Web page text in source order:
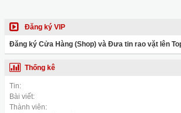
Đăng ký VIP
Đăng ký Cửa Hàng (Shop) và Đưa tin rao vặt lên
Thống kê
Tin:
Bài viết:
Thành viên: